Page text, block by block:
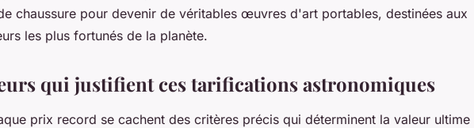
chaussure pour devenir de véritables œuvres d'art portables, destinées aux
les plus fortunés de la planète.
qui justifient ces tarifications astronomiques
prix record se cachent des critères précis qui déterminent la valeur ultime